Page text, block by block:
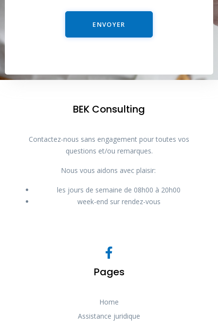
ENVOYER
BEK Consulting
Contactez-nous sans engagement pour toutes vos
questions et/ou remarques.
Nous vous aidons avec plaisir:
les jours de semaine de 08h00 à 20h00
week-end sur rendez-vous
Pages
Home
Assistance juridique